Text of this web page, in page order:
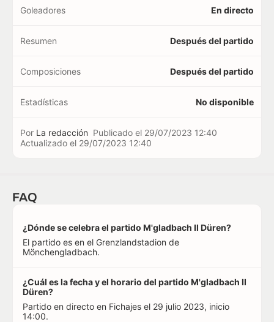
Goleadores En directo
Resumen Después del partido
Composiciones Después del partido
Estadísticas No disponible
Por La redacción Publicado el 29/07/2023 12:40
Actualizado el 29/07/2023 12:40
FAQ
¿Dónde se celebra el partido M'gladbach II Düren?
El partido es en el Grenzlandstadion de
Mönchengladbach.
¿Cuál es la fecha y el horario del partido M'gladbach II
Düren?
Partido en directo en Fichajes el 29 julio 2023, inicio
14:00.